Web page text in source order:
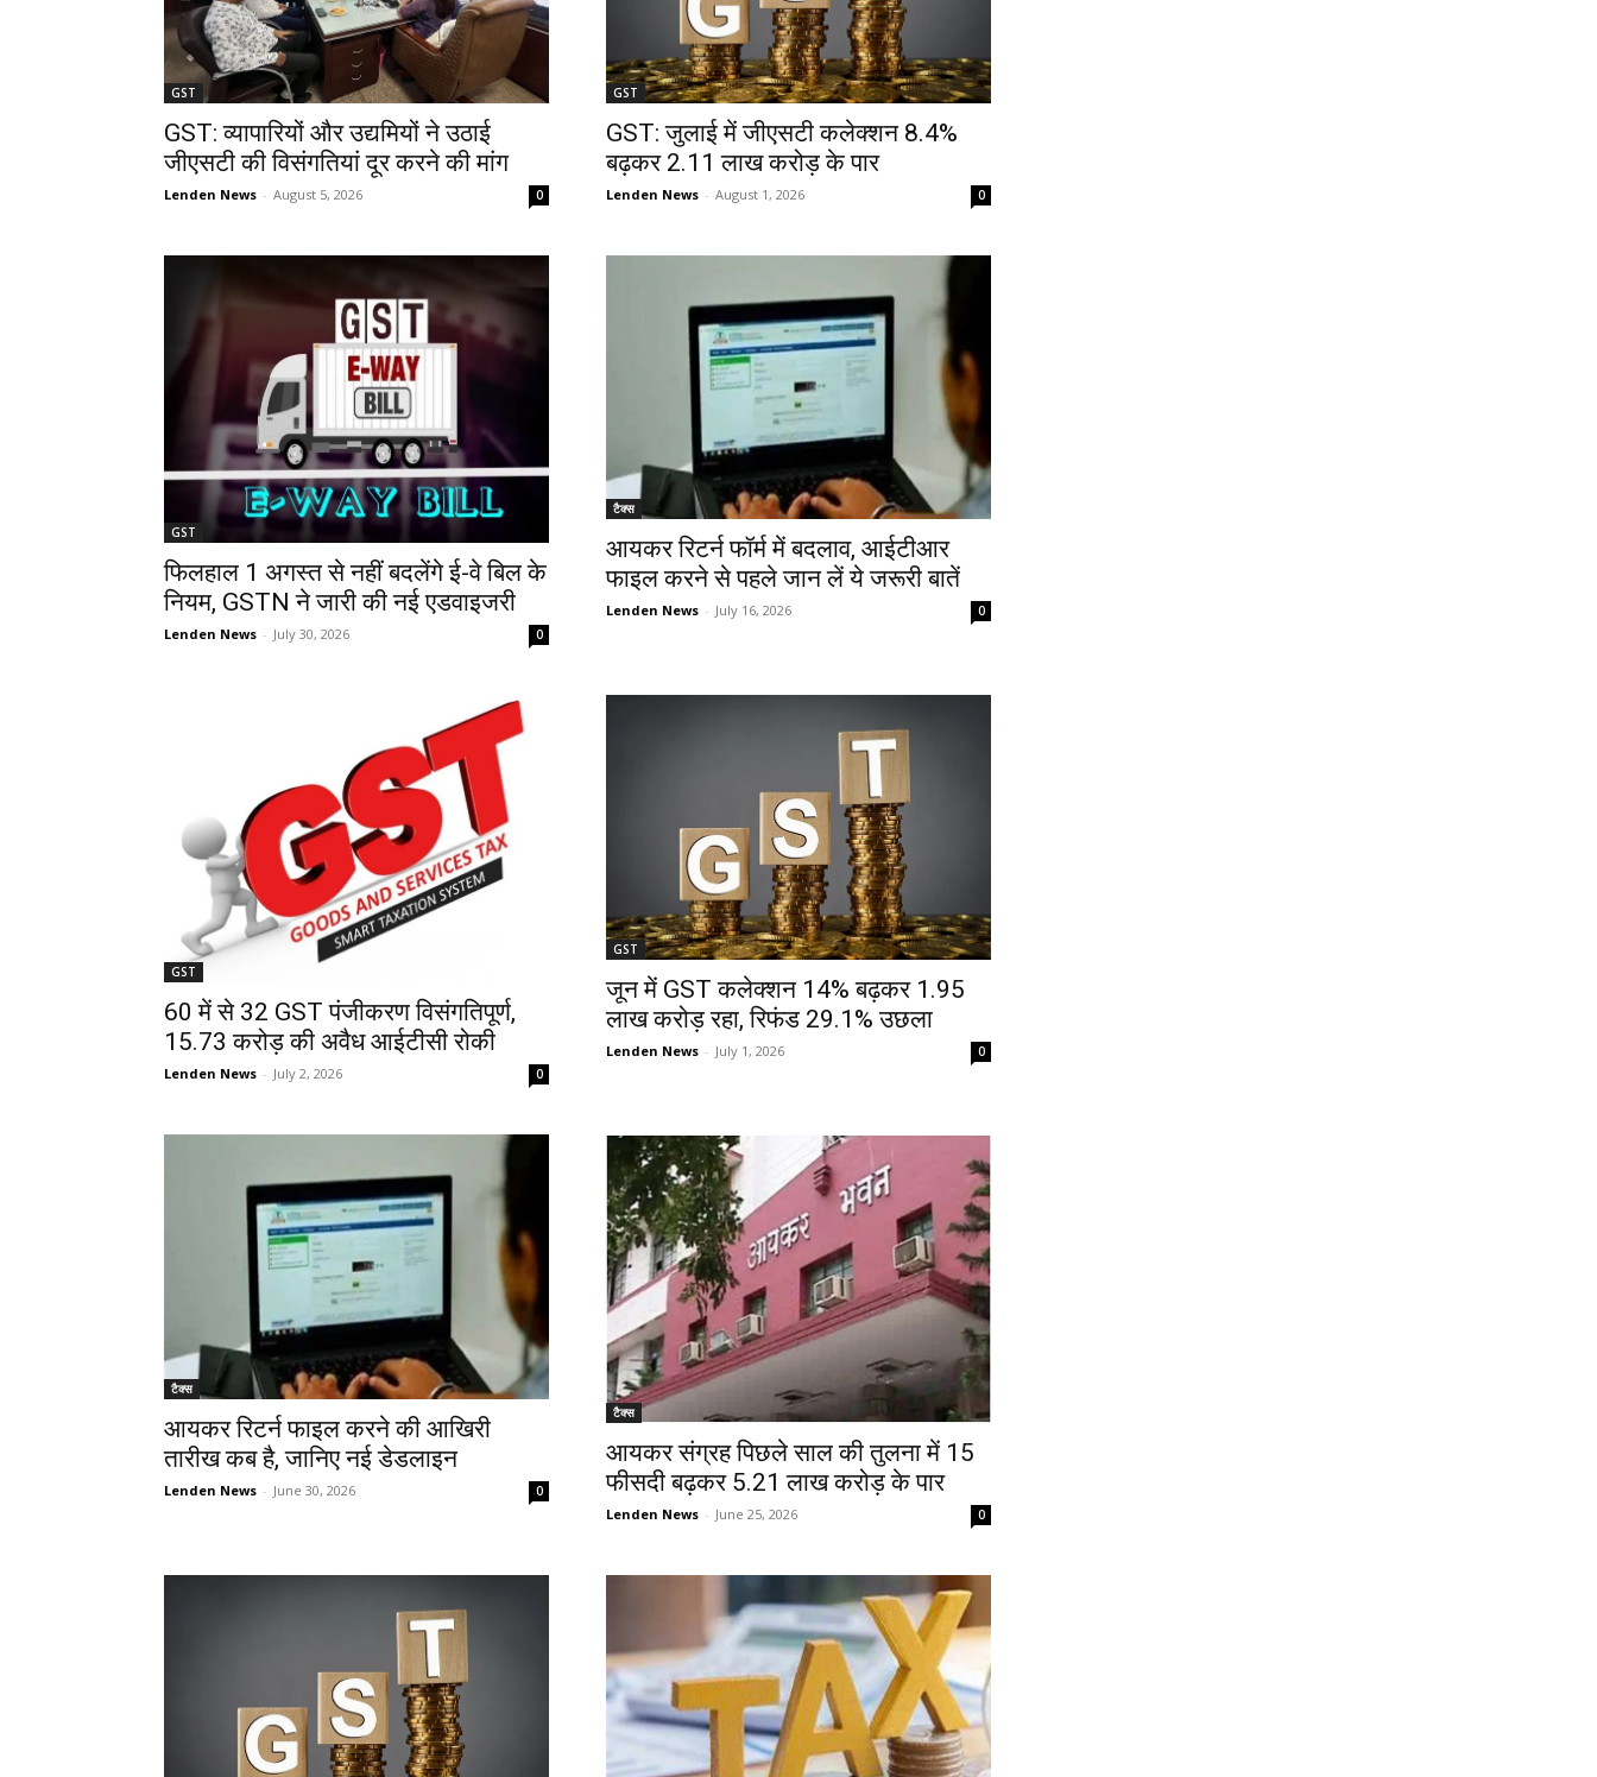
GST
GST: व्यापारियों और उद्यमियों ने उठाई
जीएसटी की विसंगतियां दूर करने की मांग
Lenden News - August 5, 2026 0
GST
GST: जुलाई में जीएसटी कलेक्शन 8.4%
बढ़कर 2.11 लाख करोड़ के पार
Lenden News - August 1, 2026 0
GST
फिलहाल 1 अगस्त से नहीं बदलेंगे ई-वे बिल के
नियम, GSTN ने जारी की नई एडवाइजरी
Lenden News - July 30, 2026 0
टैक्स
आयकर रिटर्न फॉर्म में बदलाव, आईटीआर
फाइल करने से पहले जान लें ये जरूरी बातें
Lenden News - July 16, 2026 0
GST
60 में से 32 GST पंजीकरण विसंगतिपूर्ण,
15.73 करोड़ की अवैध आईटीसी रोकी
Lenden News - July 2, 2026 0
GST
जून में GST कलेक्शन 14% बढ़कर 1.95
लाख करोड़ रहा, रिफंड 29.1% उछला
Lenden News - July 1, 2026 0
टैक्स
आयकर रिटर्न फाइल करने की आखिरी
तारीख कब है, जानिए नई डेडलाइन
Lenden News - June 30, 2026 0
टैक्स
आयकर संग्रह पिछले साल की तुलना में 15
फीसदी बढ़कर 5.21 लाख करोड़ के पार
Lenden News - June 25, 2026 0